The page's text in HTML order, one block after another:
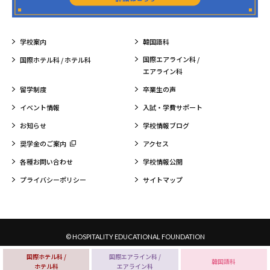
学校案内
韓国語科
国際ホテル科 / ホテル科
国際エアライン科 /
エアライン科
留学制度
卒業生の声
イベント情報
入試・学費サポート
お知らせ
学校情報ブログ
奨学金のご案内
アクセス
各種お問い合わせ
学校情報公開
プライバシーポリシー
サイトマップ
© HOSPITALITY EDUCATIONAL FOUNDATION
国際ホテル科 /
ホテル科
国際エアライン科 /
エアライン科
韓国語科